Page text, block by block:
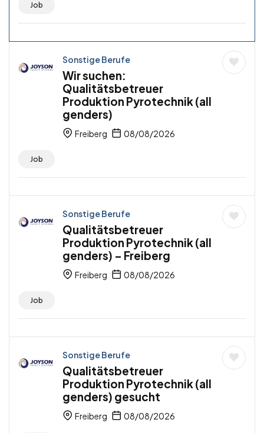
Job
Sonstige Berufe
Wir suchen:
Qualitätsbetreuer
Produktion Pyrotechnik (all
genders)
Freiberg 08/08/2026
Job
Sonstige Berufe
Qualitätsbetreuer
Produktion Pyrotechnik (all
genders) – Freiberg
Freiberg 08/08/2026
Job
Sonstige Berufe
Qualitätsbetreuer
Produktion Pyrotechnik (all
genders) gesucht
Freiberg 08/08/2026